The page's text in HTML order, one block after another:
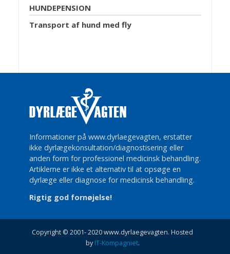
HUNDEPENSION
Transport af hund med fly
Informationer på www.dyrlaegevagten, erstatter
ikke dyrlægekonsultation/diagnostisering eller
anden form for professionel medicinsk behandling.
Artiklerne er ikke et alternativ til at opsøge en
dyrlæge eller diagnose for medicinsk behandling.
Rigtig god fornøjelse!
Copyright © 2001- 2020 www.dyrlaegevagten. Hosted
byIT-Kompagniet.